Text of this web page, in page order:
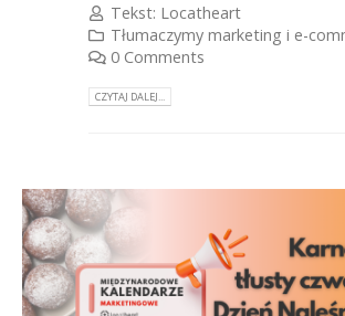
Tekst: Locatheart
Tłumaczymy marketing i e-
0 Comments
CZYTAJ DALEJ...